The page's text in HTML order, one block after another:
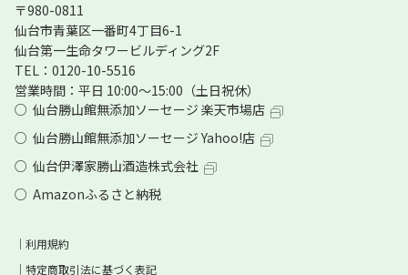
〒980-0811
仙台市青葉区一番町4丁目6-1
仙台第一生命タワービルディング2F
TEL：0120-10-5516
営業時間：平日 10:00～15:00（土日祝休）
仙台勝山館無添加ソーセージ 楽天市場店
仙台勝山館無添加ソーセージ Yahoo!店
仙台伊澤家勝山酒造株式会社
Amazonふるさと納税
利用規約
特定商取引法に基づく表記